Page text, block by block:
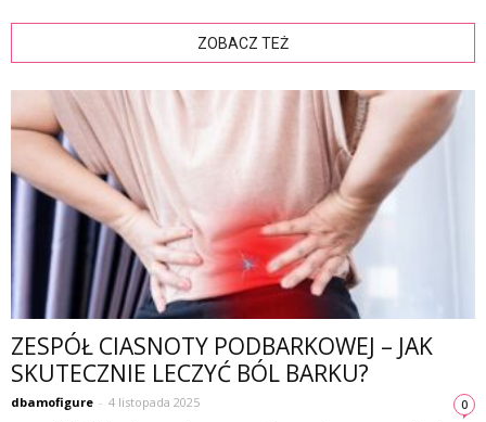
ZOBACZ TEŻ
ZESPÓŁ CIASNOTY PODBARKOWEJ – JAK
SKUTECZNIE LECZYĆ BÓL BARKU?
dbamofigure - 4 listopada 2025 0